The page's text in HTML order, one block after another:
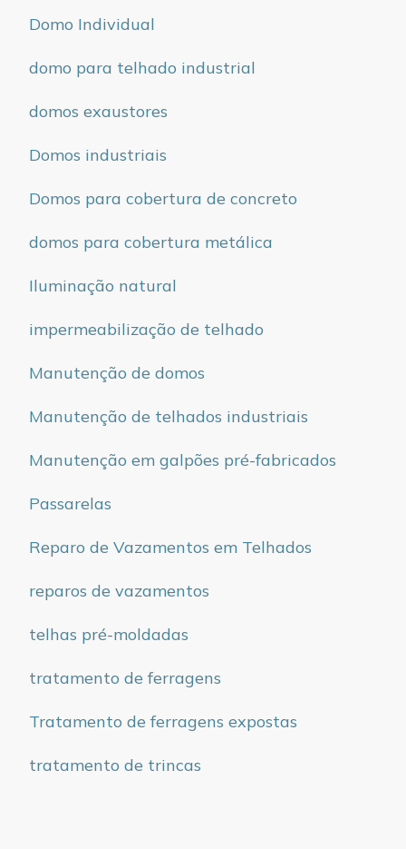
Domo Individual
domo para telhado industrial
domos exaustores
Domos industriais
Domos para cobertura de concreto
domos para cobertura metálica
Iluminação natural
impermeabilização de telhado
Manutenção de domos
Manutenção de telhados industriais
Manutenção em galpões pré-fabricados
Passarelas
Reparo de Vazamentos em Telhados
reparos de vazamentos
telhas pré-moldadas
tratamento de ferragens
Tratamento de ferragens expostas
tratamento de trincas